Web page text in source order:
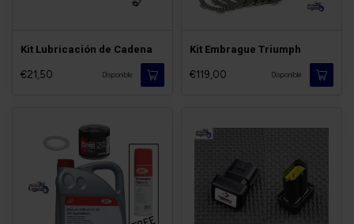
Kit Lubricación de Cadena
€21,50 Disponible
Kit Embrague Triumph
€119,00 Disponible